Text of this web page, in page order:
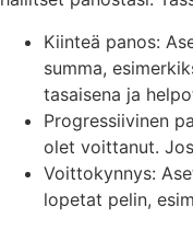
Kiinteä panos:
summa,
tasaisena ja
Progressiivinen
olet voittanut.
Voittokynnys:
lopetat pelin,